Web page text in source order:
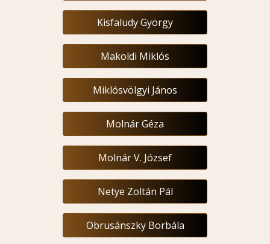
Kisfaludy György
Makoldi Miklós
Miklósvölgyi János
Molnár Géza
Molnár V. József
Netye Zoltán Pál
Obrusánszky Borbála